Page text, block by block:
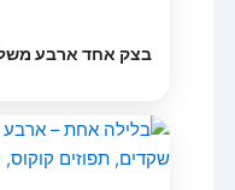
בצק אחד ארבע